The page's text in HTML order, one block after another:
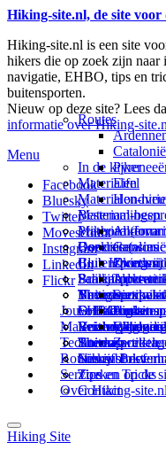
Hiking-site.nl, de site
Hiking-site.nl is een site
hikers die op zoek zijn naar
navigatie, EHBO, tips en
buitensporten.
Nieuw op deze site? Lees
informatie over Hiking-
Menu
Facebook
Bluesky
Twitter
Movescount
Instagram
LinkedIn
Flickr
Jouw Hiking-
Prikbord
Goodies
Club Hiking-
Schrijfblok-
Virtuele
Fotoalbums
Materialen: kiezen
In de kijker
Materialen
Materialen-
Materiaal-
Materiaal-
Boekrecensies
Online
Technieken
Navigatie
EHBO
Verzorging
Thema-
Routes en
Routes
Catalonië
Eifel
Bestemmingen
Andorra
Catalonië
Zweden
Paalkamperen
Thema-
Andorra
Catalonië
Zweden
Service
Links
Tips en Tricks
Over Hiking-site.nl
Deze site
Over mij
Summit-
Linken
Sitemap
Nieuwsbrief
Zoeken op de
Contact
Hiking Site